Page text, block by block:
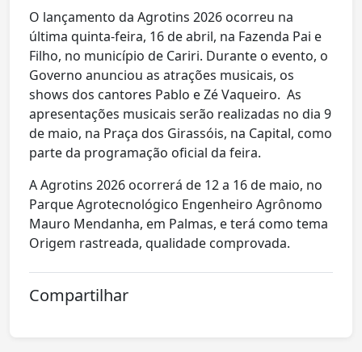
O lançamento da Agrotins 2026 ocorreu na
última quinta-feira, 16 de abril, na Fazenda Pai e
Filho, no município de Cariri. Durante o evento, o
Governo anunciou as atrações musicais, os
shows dos cantores Pablo e Zé Vaqueiro. As
apresentações musicais serão realizadas no dia 9
de maio, na Praça dos Girassóis, na Capital, como
parte da programação oficial da feira.
A Agrotins 2026 ocorrerá de 12 a 16 de maio, no
Parque Agrotecnológico Engenheiro Agrônomo
Mauro Mendanha, em Palmas, e terá como tema
Origem rastreada, qualidade comprovada.
Compartilhar